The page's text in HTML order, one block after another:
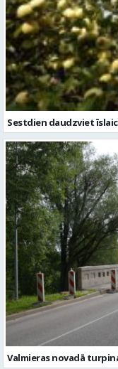
Sestdien daudzviet
Valmieras novadā